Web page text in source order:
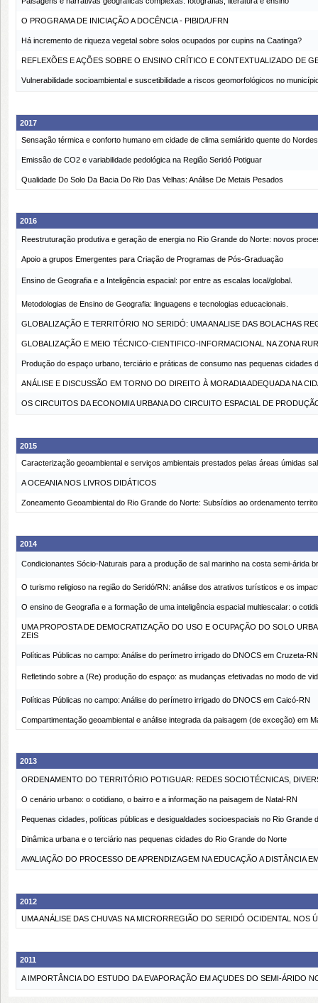
O PROGRAMA DE INICIAÇÃO A DOCÊNCIA - PIBID/UFRN
Há incremento de riqueza vegetal sobre solos ocupados por cupins na Caatinga?
REFLEXÕES E AÇÕES SOBRE O ENSINO CRÍTICO E CONTEXTUALIZADO DE
Vulnerabilidade socioambiental e suscetibilidade a riscos geomorfológicos no
2017
Sensação térmica e conforto humano em cidade de clima semiárido quente do
Emissão de CO2 e variabilidade pedológica na Região Seridó Potiguar
Qualidade Do Solo Da Bacia Do Rio Das Velhas: Análise De Metais Pesados
2016
Reestruturação produtiva e geração de energia no Rio Grande do Norte: novos
Apoio a grupos Emergentes para Criação de Programas de Pós-Graduação
Ensino de Geografia e a Inteligência espacial: por entre as escalas local/global.
Metodologias de Ensino de Geografia: linguagens e tecnologias educacionais.
GLOBALIZAÇÃO E TERRITÓRIO NO SERIDÓ: UMA ANALISE DAS BOLACHAS
GLOBALIZAÇÃO E MEIO TÉCNICO-CIENTIFICO-INFORMACIONAL NA ZONA
Produção do espaço urbano, terciário e práticas de consumo nas pequenas cidades
ANÁLISE E DISCUSSÃO EM TORNO DO DIREITO À MORADIA ADEQUADA NA
OS CIRCUITOS DA ECONOMIA URBANA DO CIRCUITO ESPACIAL DE
2015
Caracterização geoambiental e serviços ambientais prestados pelas áreas úmidas
A OCEANIA NOS LIVROS DIDÁTICOS
Zoneamento Geoambiental do Rio Grande do Norte: Subsídios ao ordenamento
2014
Condicionantes Sócio-Naturais para a produção de sal marinho na costa semi-árida
O turismo religioso na região do Seridó/RN: análise dos atrativos turísticos e os
O ensino de Geografia e a formação de uma inteligência espacial multiescalar: o
UMA PROPOSTA DE DEMOCRATIZAÇÃO DO USO E OCUPAÇÃO DO SOLO
ZEIS
Políticas Públicas no campo: Análise do perímetro irrigado do DNOCS em Cruzeta-RN
Refletindo sobre a (Re) produção do espaço: as mudanças efetivadas no modo de
Políticas Públicas no campo: Análise do perímetro irrigado do DNOCS em Caicó-RN
Compartimentação geoambiental e análise integrada da paisagem (de exceção) em
2013
ORDENAMENTO DO TERRITÓRIO POTIGUAR: REDES SOCIOTÉCNICAS,
O cenário urbano: o cotidiano, o bairro e a informação na paisagem de Natal-RN
Pequenas cidades, políticas públicas e desigualdades socioespaciais no Rio Grande
Dinâmica urbana e o terciário nas pequenas cidades do Rio Grande do Norte
AVALIAÇÃO DO PROCESSO DE APRENDIZAGEM NA EDUCAÇÃO A DISTÂNCIA
2012
UMA ANÁLISE DAS CHUVAS NA MICRORREGIÃO DO SERIDÓ OCIDENTAL
2011
A IMPORTÂNCIA DO ESTUDO DA EVAPORAÇÃO EM AÇUDES DO SEMI-ÁRIDO